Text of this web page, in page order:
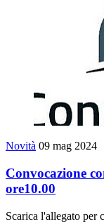
Novità 09 mag 2024
Convocazione
ore10.00
Scarica l'allegato per